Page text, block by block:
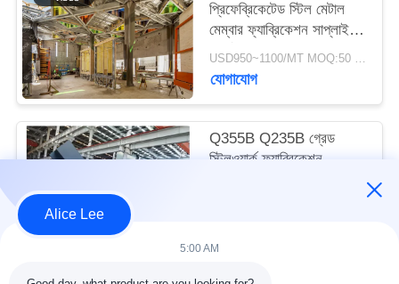
গোপনীয়তা
নীতি
প্রিফেব্রিকেটেড স্টিল মেটাল
মেম্বার ফ্যাব্রিকেশন সাপ্লাই
সার্ভিস
USD950~1100/MT MOQ:50 mt
যোগাযোগ
Q355B Q235B গ্রেড
স্টিলওয়ার্ক ফ্যাব্রিকেশন
Alice Lee
5:00 AM